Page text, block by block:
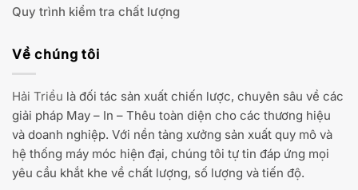
Quy trình kiểm tra chất lượng
Về chúng tôi
Hải Triều là đối tác sản xuất chiến lược, chuyên sâu về các
giải pháp May – In – Thêu toàn diện cho các thương hiệu
và doanh nghiệp. Với nền tảng xưởng sản xuất quy mô và
hệ thống máy móc hiện đại, chúng tôi tự tin đáp ứng mọi
yêu cầu khắt khe về chất lượng, số lượng và tiến độ.